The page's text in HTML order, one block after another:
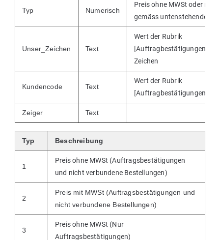
Typ Numerisch
Preis ohne MWSt oder mit
gemäss untenstehender
Unser_Zeichen Text
Wert der Rubrik
Zeichen
Kundencode Text
Wert der Rubrik
Zeiger Text
Typ Beschreibung
1
Preis ohne MWSt (Auftragsbestätigungen
und nicht verbundene Bestellungen)
2
Preis mit MWSt (Auftragsbestätigungen und
nicht verbundene Bestellungen)
3
Preis ohne MWSt (Nur
Auftragsbestätigungen)